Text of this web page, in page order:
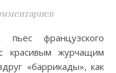
красивым журчащим
«баррикады», как